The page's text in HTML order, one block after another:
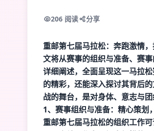
206 阅读 分享
重邮第七届马拉松：奔跑激情
文将从赛事的组织与准备、赛
详细阐述，全面呈现这一马拉
的精彩，还能深入探讨其背后
战的舞台，是对身体、意志与团
1、赛事组织与准备：精心策划
重邮第七届马拉松的组织工作